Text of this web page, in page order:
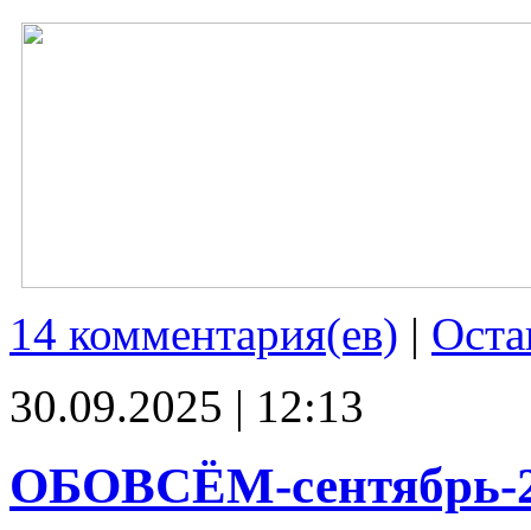
14 комментария(ев) |
30.09.2025 | 12:13
ОБОВСЁМ-сентябрь-